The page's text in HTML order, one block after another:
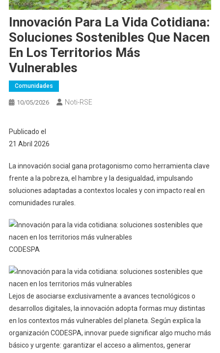
Innovación Para La Vida Cotidiana:
Soluciones Sostenibles Que Nacen
En Los Territorios Más
Vulnerables
Comunidades
10/05/2026 Noti-RSE
Publicado el
21 Abril 2026
La innovación social gana protagonismo como herramienta clave
frente a la pobreza, el hambre y la desigualdad, impulsando
soluciones adaptadas a contextos locales y con impacto real en
comunidades rurales.
CODESPA
Lejos de asociarse exclusivamente a avances tecnológicos o
desarrollos digitales, la innovación adopta formas muy distintas
en los contextos más vulnerables del planeta. Según explica la
organización CODESPA, innovar puede significar algo mucho más
básico y urgente: garantizar el acceso a alimentos, generar